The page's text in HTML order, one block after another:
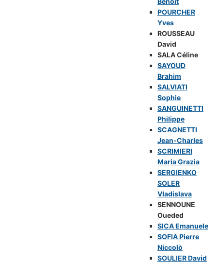
POURCHER
Yves
ROUSSEAU
David
SALA Céline
SAYOUD
Brahim
SALVIATI
Sophie
SANGUINETTI
Philippe
SCAGNETTI
Jean-Charles
SCRIMIERI
Maria Grazia
SERGIENKO
SOLER
Vladislava
SENNOUNE
Oueded
SICA Emanuele
SOFIA Pierre
Niccolò
SOULIER David